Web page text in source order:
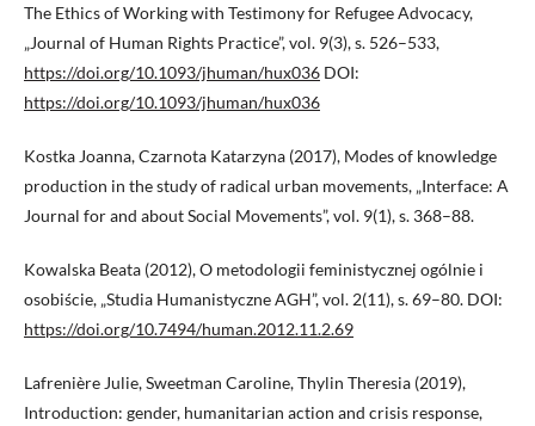
The Ethics of Working with Testimony for Refugee Advocacy,
„Journal of Human Rights Practice”, vol. 9(3), s. 526–533,
https://doi.org/10.1093/jhuman/hux036 DOI:
https://doi.org/10.1093/jhuman/hux036
Kostka Joanna, Czarnota Katarzyna (2017), Modes of knowledge
production in the study of radical urban movements, „Interface: A
Journal for and about Social Movements”, vol. 9(1), s. 368–88.
Kowalska Beata (2012), O metodologii feministycznej ogólnie i
osobiście, „Studia Humanistyczne AGH”, vol. 2(11), s. 69–80. DOI:
https://doi.org/10.7494/human.2012.11.2.69
Lafrenière Julie, Sweetman Caroline, Thylin Theresia (2019),
Introduction: gender, humanitarian action and crisis response,